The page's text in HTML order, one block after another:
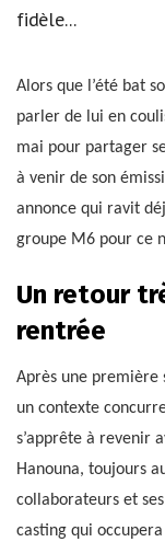
fidèle...
Alors que l’été bat
parler de lui en
mai pour partager
à venir de son
annonce qui ravit
groupe M6 pour ce
Un retour
rentrée
Après une première
un contexte
s’apprête à revenir
Hanouna, toujours
collaborateurs et
casting qui